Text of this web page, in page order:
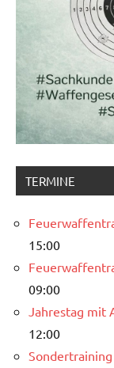
TERMINE
15:00
09:00
Jahrestag mit
12:00
Sondertraining